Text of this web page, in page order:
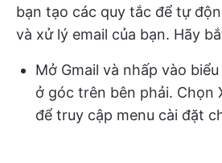
bạn tạo các quy tắc để tự
và xử lý email của bạn. Hãy
Mở Gmail và nhấp vào
ở góc trên bên phải. Chọn
để truy cập menu cài đặt